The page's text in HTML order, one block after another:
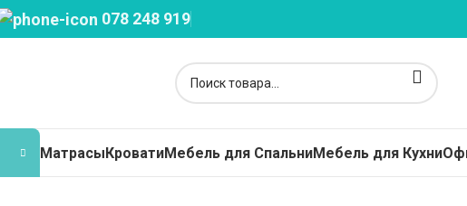
078 248 919
МатрасыКроватиМебель для СпальниМебель для Кухни